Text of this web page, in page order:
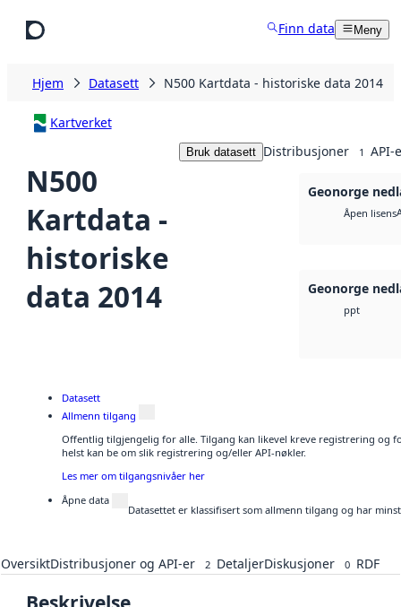
Finn data Meny
Hjem Datasett N500 Kartdata - historiske data 2014
Kartverket
N500
Kartdata -
historiske
data 2014
Bruk datasett Distribusjoner 1 API-
Geonorge
Åpen lisens
Geonorge
ppt
Datasett
Allmenn tilgang
Offentlig tilgjengelig for alle. Tilgang kan likevel kreve registrering og
helst kan be om slik registrering og/eller API-nøkler.
Les mer om tilgangsnivåer her
Åpne data
Datasettet er klassifisert som allmenn tilgang og har
OversiktDistribusjoner og API-er 2 DetaljerDiskusjoner 0 RDF